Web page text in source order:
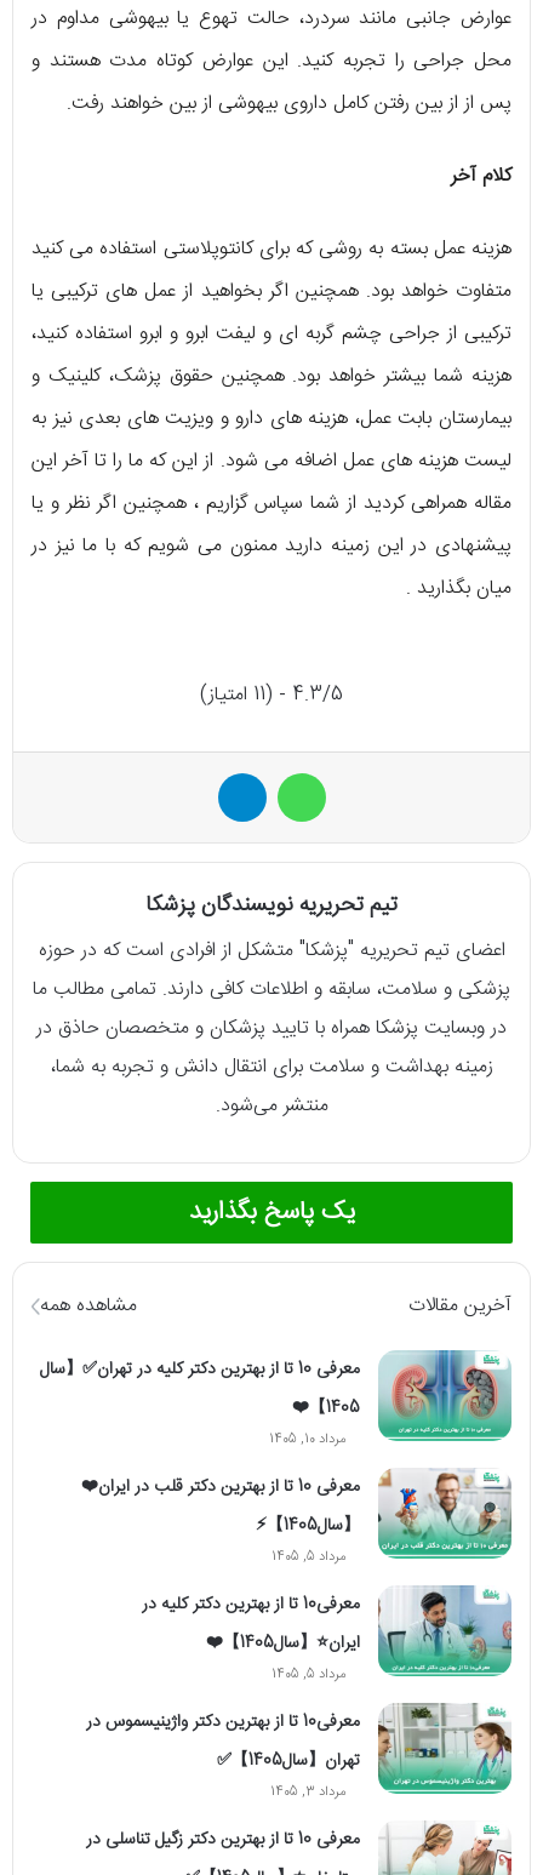
عوارض جانبی مانند سردرد، حالت تهوع یا بیهوشی مداوم در
محل جراحی را تجربه کنید. این عوارض کوتاه مدت هستند و
پس از از بین رفتن کامل داروی بیهوشی از بین خواهند رفت.
کلام آخر
هزینه عمل بسته به روشی که برای کانتوپلاستی استفاده می کنید
متفاوت خواهد بود. همچنین اگر بخواهید از عمل های ترکیبی یا
ترکیبی از جراحی چشم گربه ای و لیفت ابرو و ابرو استفاده کنید،
هزینه شما بیشتر خواهد بود. همچنین حقوق پزشک، کلینیک و
بیمارستان بابت عمل، هزینه های دارو و ویزیت های بعدی نیز به
لیست هزینه های عمل اضافه می شود. از این که ما را تا آخر این
مقاله همراهی کردید از شما سپاس گزاریم ، همچنین اگر نظر و یا
پیشنهادی در این زمینه دارید ممنون می شویم که با ما نیز در
میان بگذارید .
4.3/5 - (11 امتیاز)
واتس آپ
تیم تحریریه نویسندگان پزشکا
اعضای تیم تحریریه "پزشکا" متشکل از افرادی است که در حوزه
پزشکی و سلامت، سابقه و اطلاعات کافی دارند. تمامی مطالب ما
در وبسایت پزشکا همراه با تایید پزشکان و متخصصان حاذق در
زمینه بهداشت و سلامت برای انتقال دانش و تجربه به شما،
منتشر می‌شود.
یک پاسخ بگذارید
آخرین مقالات مشاهده همه
معرفی 10 تا از بهترین دکتر کلیه در تهران✅【سال
1405】❤️
مرداد 10, 1405
معرفی 10 تا از بهترین دکتر قلب در ایران❤️
【سال1405】⚡️
مرداد 5, 1405
معرفی10 تا از بهترین دکتر کلیه در
ایران⭐【سال1405】❤️
مرداد 5, 1405
معرفی10 تا از بهترین دکتر واژینیسموس در
تهران【سال1405】✅
مرداد 3, 1405
معرفی 10 تا از بهترین دکتر زگیل تناسلی در